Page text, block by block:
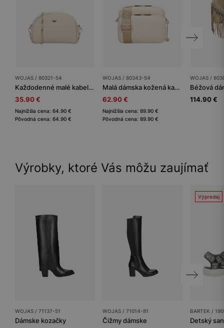
WOJAS / 80321-54
Každodenné malé kabelky dámske. Elegancia od Wojas
35.90 €
Najnižšia cena: 64.90 €
Pôvodná cena: 64.90 €
WOJAS / 80343-54
Malá dámska kožená kabelka v béžovej farbe
62.90 €
Najnižšia cena: 89.90 €
Pôvodná cena: 89.90 €
WOJAS /
114.90 €
Výrobky, ktoré Vás môžu zaujímať
WOJAS / 71137-51
Dámske kozačky
WOJAS / 71014-81
Čižmy dámske
Výpredaj
BARTEK /
Detský